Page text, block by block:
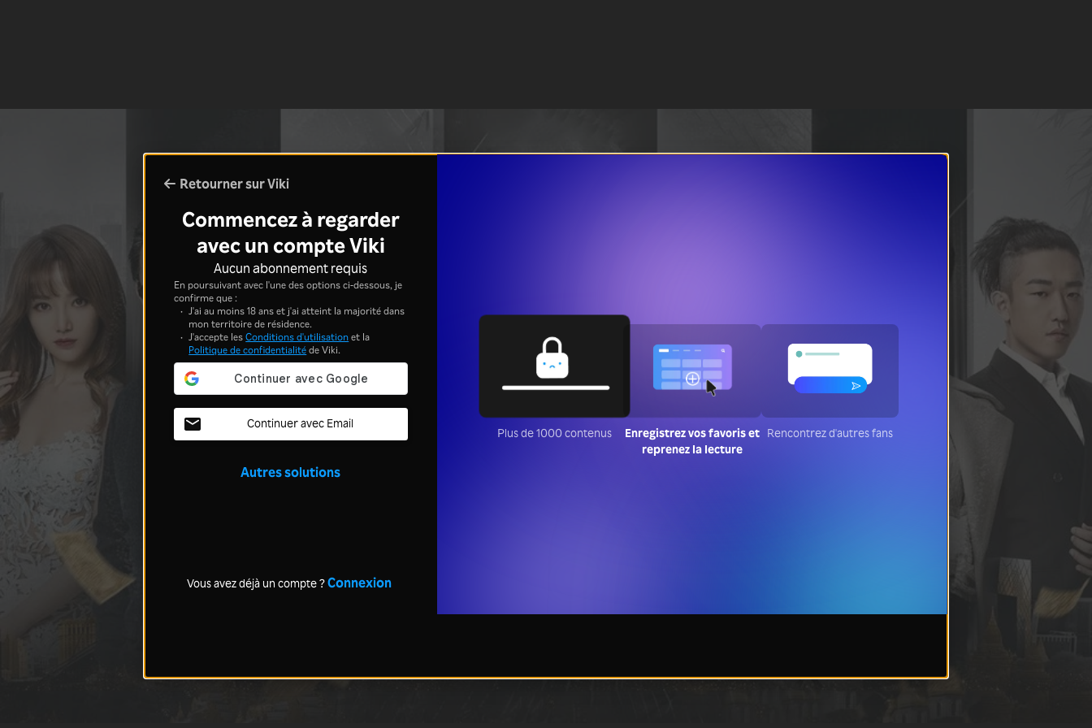
Retourner sur Viki
Commencez à regarder
avec un compte Viki
Aucun abonnement requis
En poursuivant avec l'une des options ci-dessous, je
confirme que :
J'ai au moins 18 ans et j'ai atteint la majorité dans
mon territoire de résidence.
J'accepte lesConditions d'utilisationet la
Politique de confidentialitéde Viki.
Continuer avec Email
Autres solutions
Vous avez déjà un compte ?Connexion
Plus de 1000 contenus
Enregistrez vos favoris et
reprenez la lecture
Rencontrez d'autres fans